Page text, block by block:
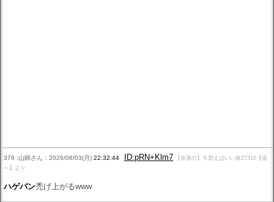
376 :山師さん：2026/08/03(月) 22:32:44 ID:pRN+Klm7
【奈落の】今買えばいい株27316【底
へ】より
ハゲバン禿げ上がるwww